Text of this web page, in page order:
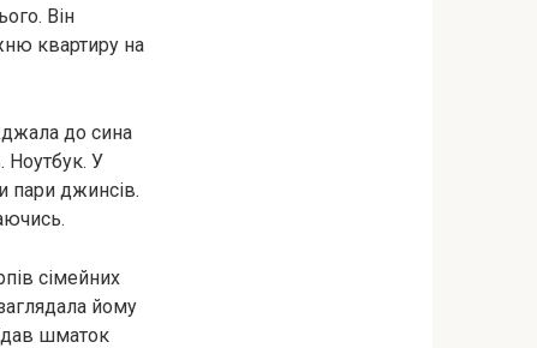
Він
квартиру на
до сина
Ноутбук. У
пари джинсів.
сімейних
йому
шматок